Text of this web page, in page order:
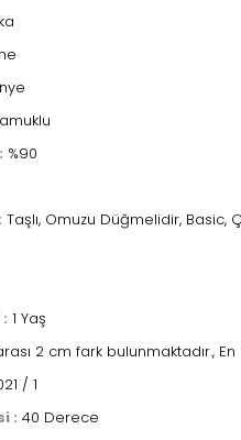
%90
Taşlı, Omuzu Düğmelidir, Basic,
1 Yaş
2 cm fark bulunmaktadır., En
/ 1
: 40 Derece